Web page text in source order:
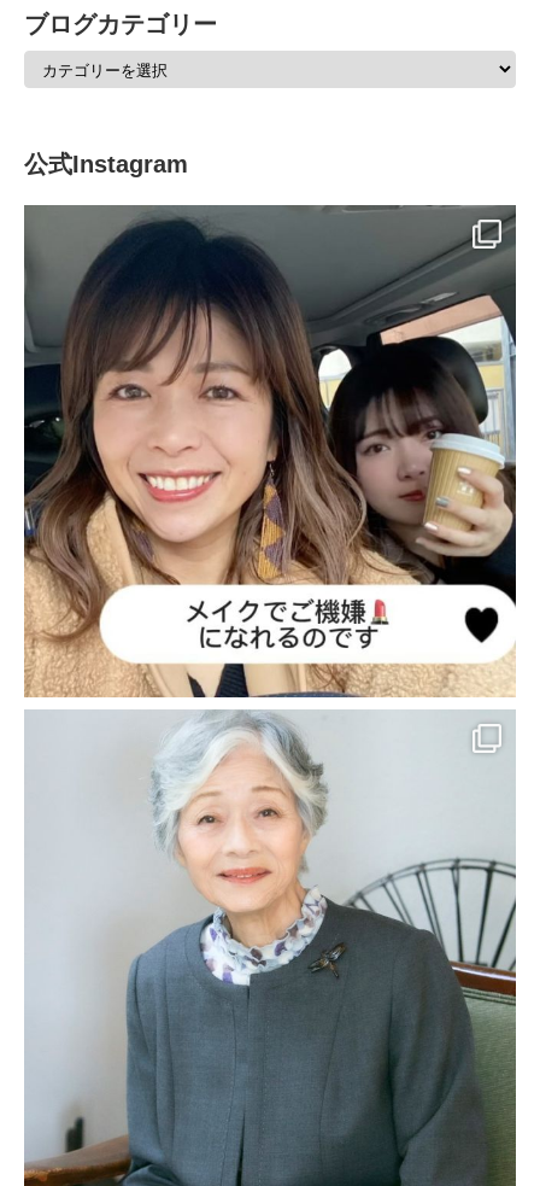
ブログカテゴリー
公式Instagram